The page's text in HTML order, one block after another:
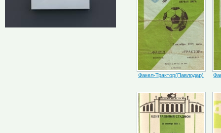
Факел-Трактор(Павлодар)